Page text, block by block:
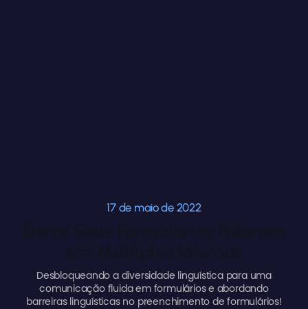
17 de maio de 2022
Desbloqueando a diversidade linguística para uma
comunicação fluida em formulários e abordando
barreiras linguísticas no preenchimento de formulários!